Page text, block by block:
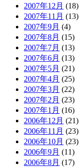
2007年12月 (18)
2007年11月 (13)
2007年9月 (4)
2007年8月 (15)
2007年7月 (13)
2007年6月 (13)
2007年5月 (21)
2007年4月 (25)
2007年3月 (22)
2007年2月 (23)
2007年1月 (16)
2006年12月 (21)
2006年11月 (23)
2006年10月 (23)
2006年9月 (11)
2006年8月 (17)